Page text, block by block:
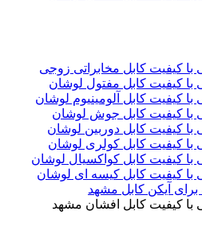
کابل مخابراتی زوجی
کابل مفتول لوشان
کابل آلومینیوم لوشان
کابل جوش لوشان
کابل دوربین لوشان
کابل کولری لوشان
کابل کواکسیال لوشان
کابل کیسه ای لوشان
کابل مشهد
کابل افشان مشهد